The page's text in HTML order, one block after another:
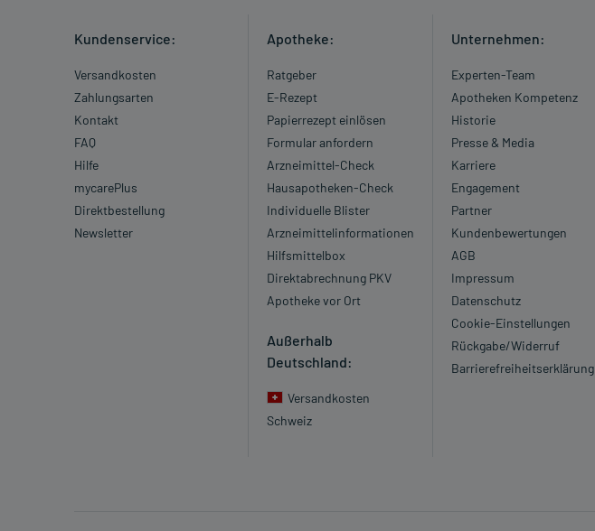
Kundenservice:
Versandkosten
Zahlungsarten
Kontakt
FAQ
Hilfe
mycarePlus
Direktbestellung
Newsletter
Apotheke:
Ratgeber
E-Rezept
Papierrezept einlösen
Formular anfordern
Arzneimittel-Check
Hausapotheken-Check
Individuelle Blister
Arzneimittelinformationen
Hilfsmittelbox
Direktabrechnung PKV
Apotheke vor Ort
Außerhalb
Deutschland:
Versandkosten
Schweiz
Unternehmen:
Experten-Team
Apotheken Kompetenz
Historie
Presse & Media
Karriere
Engagement
Partner
Kundenbewertungen
AGB
Impressum
Datenschutz
Cookie-Einstellungen
Rückgabe/Widerruf
Barrierefreiheitserklärung